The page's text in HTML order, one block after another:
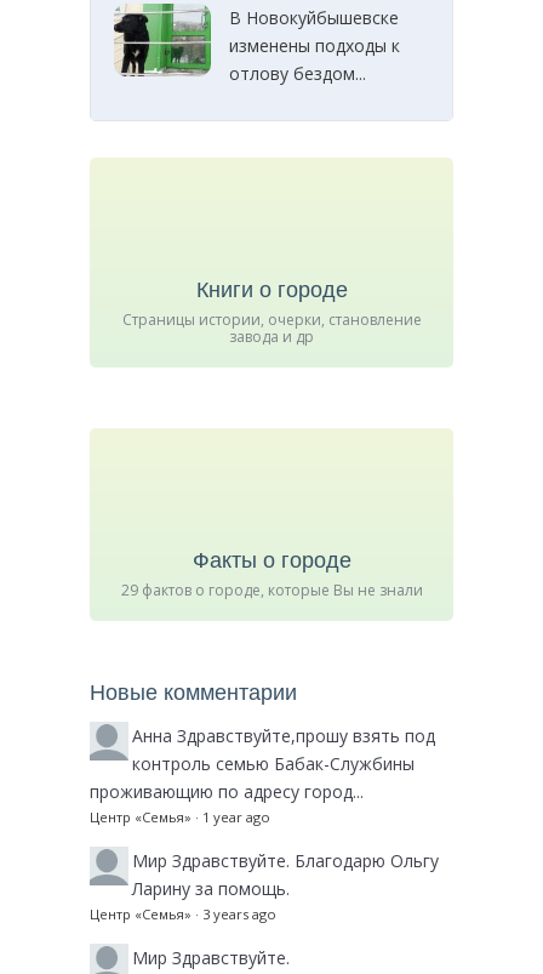
В Новокуйбышевске
изменены подходы к
отлову бездом...
Книги о городе
Страницы истории, очерки, становление
завода и др
Факты о городе
29 фактов о городе, которые Вы не знали
Новые комментарии
Анна Здравствуйте,прошу взять под
контроль семью Бабак-Службины
проживающию по адресу город...
Центр «Семья» · 1 year ago
Мир Здравствуйте. Благодарю Ольгу
Ларину за помощь.
Центр «Семья» · 3 years ago
Мир Здравствуйте.